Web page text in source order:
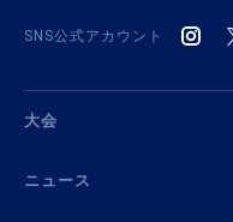
SNS公式アカウント
大会
ニュース